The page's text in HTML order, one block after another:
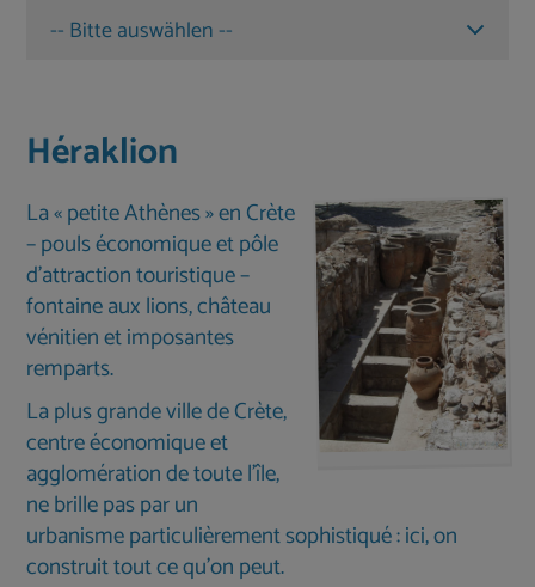
-- Bitte auswählen --
Cnossos
Réthymnon
Gorge de Samarie
Gorge de Myli
Monastère d'Arkadi
Monastère de Preveli
Le village de potiers de Margarites
Le château de Fortezza à Réthymnon
Le pittoresque Prines
La plage aux palmiers de Preveli
Héraklion
La « petite Athènes » en Crète
– pouls économique et pôle
d’attraction touristique –
fontaine aux lions, château
vénitien et imposantes
remparts.
La plus grande ville de Crète,
centre économique et
agglomération de toute l’île,
ne brille pas par un
urbanisme particulièrement sophistiqué : ici, on
construit tout ce qu’on peut.